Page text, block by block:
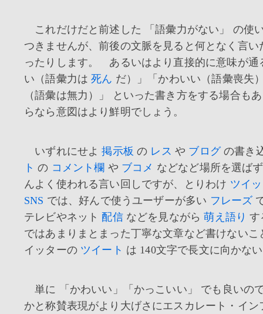
これだけだと前述した 「語彙力がない」 の使
つきませんが、前後の文脈を見ると何となく言い
ったりします。 あるいはより直接的に意味が通
い（語彙力は死ん だ）」「かわいい（語彙喪失
（語彙は無力）」 といった書き方をする場合も
らなら意図はより鮮明でしょう。
いずれにせよ掲示板 の レス や ブログの書き
ト の コメント欄 や ブコメ などなど場所を選ば
んよく使われる言い回しですが、とりわけ ツイ
SNS では、好んで使うユーザーが多い フレーズ
テレビやネット配信などを見ながら萌え語り す
ではあまりまとまった丁寧な文章など書けないこ
イッターの ツイート は 140文字で長文に向かな
単に 「かわいい」「かっこいい」 でも良いの
かと称賛表現がより大げさにエスカレート・イン